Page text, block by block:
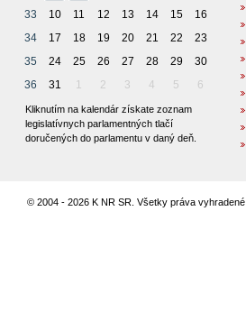
33
10 11 12 13 14 15
16
34
17 18 19 20 21 22
23
35
24 25 26 27 28 29
30
36
31 1 2 3 4 5 6
Kliknutím na kalendár získate zoznam
legislatívnych parlamentných tlačí
doručených do parlamentu v daný deň.
© 2004 - 2026 K NR SR. Všetky práva vyhradené.